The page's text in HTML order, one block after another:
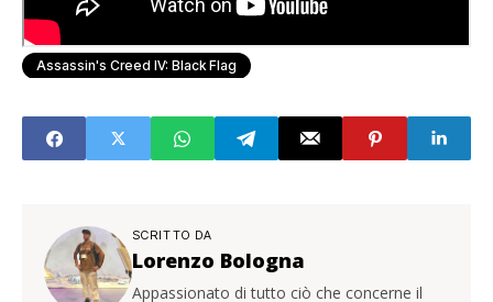
Assassin's Creed IV: Black Flag
SCRITTO DA
Lorenzo Bologna
Appassionato di tutto ciò che concerne il